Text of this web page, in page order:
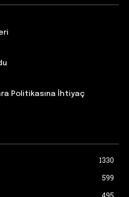
Politikasına İhtiyaç
1330
599